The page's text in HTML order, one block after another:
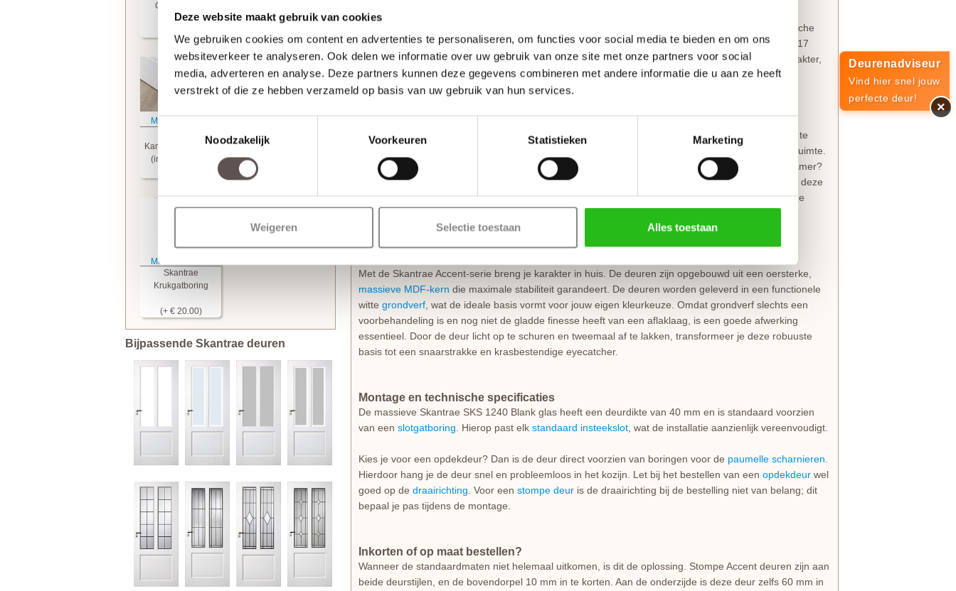
Deze website maakt gebruik van cookies
We gebruiken cookies om content en advertenties te personaliseren, om functies voor social media te bieden en om ons
websiteverkeer te analyseren. Ook delen we informatie over uw gebruik van onze site met onze partners voor social
media, adverteren en analyse. Deze partners kunnen deze gegevens combineren met andere informatie die u aan ze heeft
verstrekt of die ze hebben verzameld op basis van uw gebruik van hun services.
Noodzakelijk
Voorkeuren Statistieken Marketing
Weigeren Selectie toestaan Alles toestaan
Glasmontage
Meer informatie
Kantschuifsysteem
(incl. frezingen)
Skantrae
Scharnierinkrozingen
(+ € 23.00)
Meer informatie
Skantrae
Krukgatboring
(+ € 20.00)
Bijpassende Skantrae deuren
De Skantrae SKS 1240 Blank glas uit de Accent-serie is een tijdloze klassieker. twee verticale
glasopeningen boven een facetdeurpaneel en de subtiele facetprofielen geven de deur een iconische
uitstraling die in elk interieur tot zijn recht komt. Dankzij de brede stijlen (130 mm), bovendorpel (117
mm) en de extra hoge onderdorpel (175 mm) krijgt deze paneeldeur een robuust en exclusief karakter,
wat typerend is voor de hoogwaardige afwerking van deSkantrae Accent collectie.
Binnendeuren uit deze collectie zijn specifiek ontworpen om moeiteloos met elkaar gecombineerd te
worden. Hierdoor kun je in de hele woning dezelfde stijl doortrekken, ongeacht de functie van de ruimte.
Zoek je een bijpassende dichte deur voor ruimtes waar privacy gewenst is, zoals de wc of slaapkamer?
Skantrae SKS 1247
paneeldeur heeft exact dezelfde profilering en vormt de ideale match met deze
Skantrae SKS 1240 Blank glas deur. Hiermee behoud je overal die tijdloze uitstraling, terwijl je in de
dichte uitvoering geniet van optimale rust en privacy.
Met de Skantrae Accent-serie breng je karakter in huis. De deuren zijn opgebouwd uit een oersterke,
massieve MDF-kern die maximale stabiliteit garandeert. De deuren worden geleverd in een functionele
witte grondverf , wat de ideale basis vormt voor jouw eigen kleurkeuze. Omdat grondverf slechts een
voorbehandeling is en nog niet de gladde finesse heeft van een aflaklaag, is een goede afwerking
essentieel. Door de deur licht op te schuren en tweemaal af te lakken, transformeer je deze robuuste
basis tot een snaarstrakke en krasbestendige eyecatcher.
Montage en technische specificaties
De massieve Skantrae SKS 1240 Blank glas heeft een deurdikte van 40 mm en is standaard voorzien
van een slotgatboring . Hierop past elk standaard insteekslot , wat de installatie aanzienlijk vereenvoudigt.
Kies je voor een opdekdeur? Dan is de deur direct voorzien van boringen voor de paumelle scharnieren
Hierdoor hang je de deur snel en probleemloos in het kozijn. Let bij het bestellen van een opdekdeur wel
goed op de draairichting . Voor een stompe deur is de draairichting bij de bestelling niet van belang; dit
bepaal je pas tijdens de montage.
Inkorten of op maat bestellen?
Wanneer de standaardmaten niet helemaal uitkomen, is dit de oplossing. Stompe Accent deuren zijn aan
beide deurstijlen, en de bovendorpel 10 mm in te korten. Aan de onderzijde is deze deur zelfs 60 mm in
Deurenadviseur
Vind hier snel jouw
perfecte deur!
×